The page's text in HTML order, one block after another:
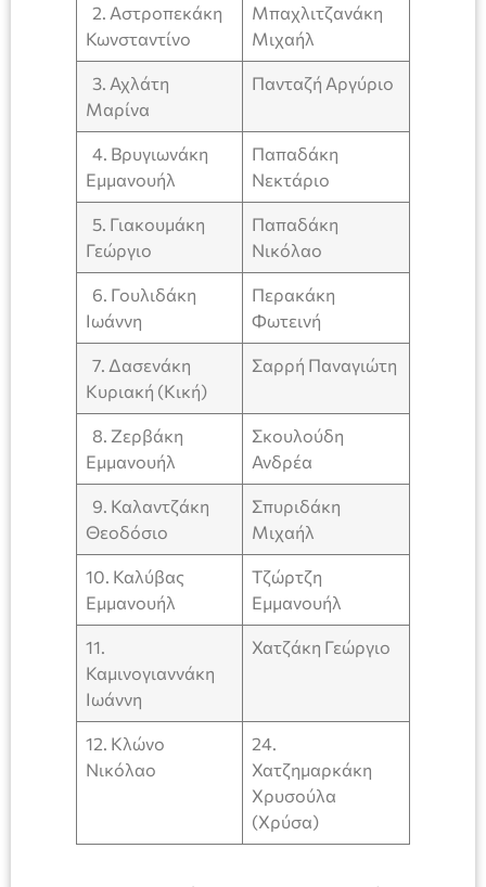
2. Αστροπεκάκη
Κωνσταντίνο
Μπαχλιτζανάκη
Μιχαήλ
3. Αχλάτη
Μαρίνα
Πανταζή Αργύριο
4. Βρυγιωνάκη
Εμμανουήλ
Παπαδάκη
Νεκτάριο
5. Γιακουμάκη
Γεώργιο
Παπαδάκη
Νικόλαο
6. Γουλιδάκη
Ιωάννη
Περακάκη
Φωτεινή
7. Δασενάκη
Κυριακή (Κική)
Σαρρή Παναγιώτη
8. Ζερβάκη
Εμμανουήλ
Σκουλούδη
Ανδρέα
9. Καλαντζάκη
Θεοδόσιο
Σπυριδάκη
Μιχαήλ
10. Καλύβας
Εμμανουήλ
Τζώρτζη
Εμμανουήλ
11.
Καμινογιαννάκη
Ιωάννη
Χατζάκη Γεώργιο
12. Κλώνο
Νικόλαο
24.
Χατζημαρκάκη
Χρυσούλα
(Χρύσα)